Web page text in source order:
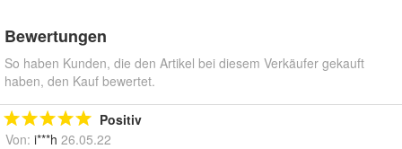
Bewertungen
So haben Kunden, die den Artikel bei diesem Verkäufer gekauft
haben, den Kauf bewertet.
Positiv
Von: i***h 26.05.22